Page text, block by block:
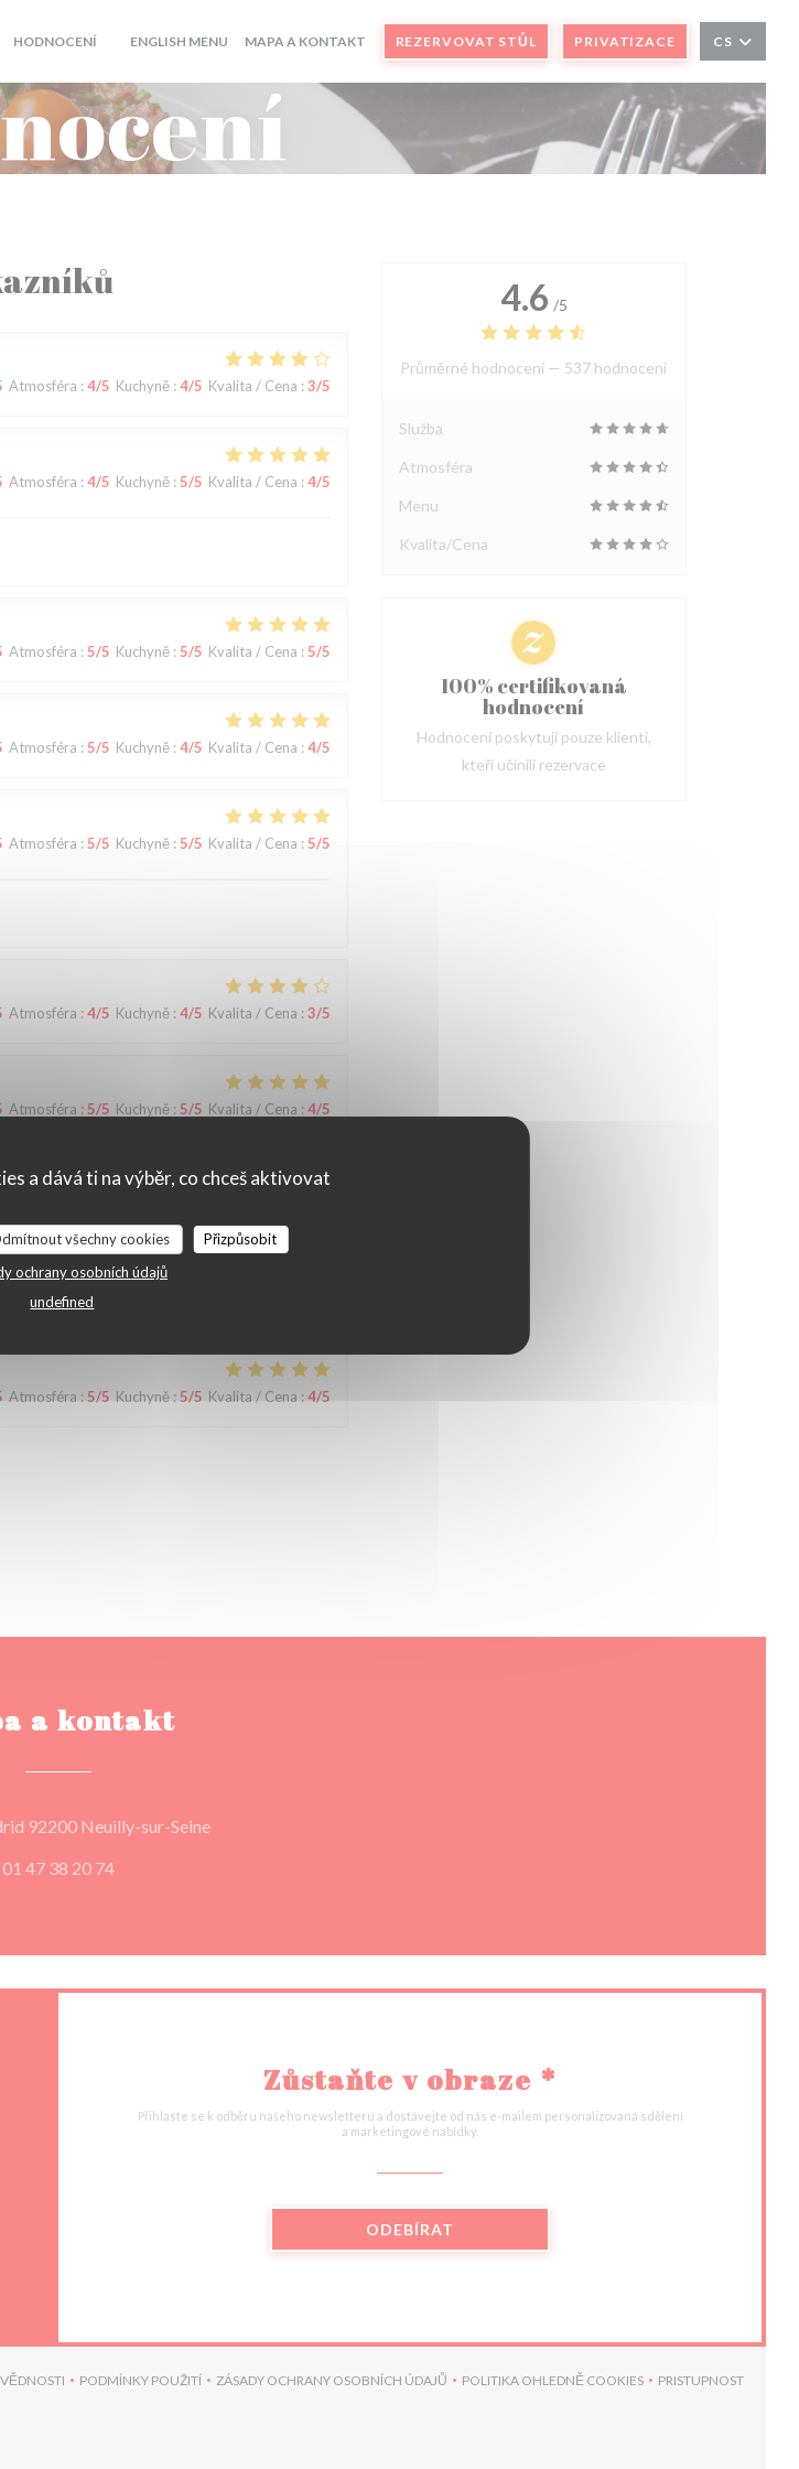
a dává ti na výběr, co chceš aktivovat
všechny cookies
Přizpůsobit
ochrany osobních údajů
undefined
HODNOCENÍ
((OTEVŘE SE V NOVÉM OKNĚ))
ENGLISH MENU((OTEVŘE SE V NOVÉM OKNĚ))
MAPA A KONTAKT REZERVOVAT STŮL PRIVATIZACE CS
Atmosféra : 4/5 Kuchyně: 4/5 Kvalita / Cena : 3/5
Atmosféra : 4/5 Kuchyně: 5/5 Kvalita / Cena : 4/5
Atmosféra : 5/5 Kuchyně: 5/5 Kvalita / Cena : 5/5
Atmosféra : 5/5 Kuchyně: 4/5 Kvalita / Cena : 4/5
Atmosféra : 5/5 Kuchyně: 5/5 Kvalita / Cena : 5/5
Atmosféra : 4/5 Kuchyně: 4/5 Kvalita / Cena : 3/5
Atmosféra : 5/5 Kuchyně: 5/5 Kvalita / Cena : 4/5
Atmosféra:4
Atmosféra : 5/5 Kuchyně: 5/5 Kvalita / Cena : 4/5
4.6 /5
Průměrné hodnocení — 537 hodnoceni
Služba
Atmosféra
Menu
Kvalita/Cena
100% certifikovaná
hodnocení
Hodnocení poskytují pouze klienti,
kteří učinili rezervace
a kontakt
92200 Neuilly-sur-Seine((otevře se v novém okně))
01 47 38 20 74
Zůstaňte v obraze *
Přihlaste se k odběru našeho newsletteru a dostávejte od nás e-mailem personalizovaná sdělení
a marketingové nabídky.
ODEBÍRAT
SE V NOVÉM OKNĚ))
PODMÍNKY POUŽITÍ
((OTEVŘE SE V NOVÉM OKNĚ))
ZÁSADY OCHRANY OSOBNÍCH ÚDAJŮ
((OTEVŘE SE V NOVÉM OKNĚ))
POLITIKA OHLEDNĚ COOKIES
((OTEVŘE SE V NOVÉM OKNĚ))
PRISTUPNOST
((OTEVŘE SE V